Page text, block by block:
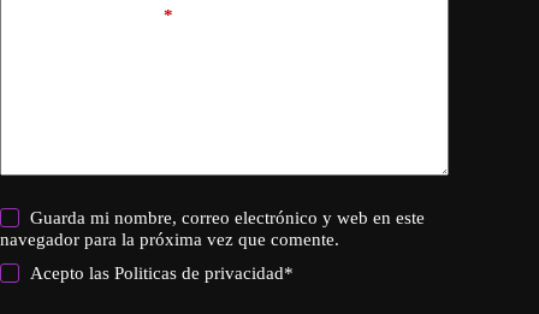
*
Guarda mi nombre, correo electrónico y web en este
navegador para la próxima vez que comente.
Acepto lasPoliticas de privacidad*